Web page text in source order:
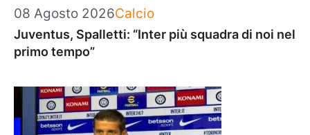
08 Agosto 2026Categorie
Calcio
Juventus, Spalletti: “Inter più squadra di noi nel
primo tempo”